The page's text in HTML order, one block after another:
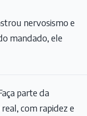
nervosismo e
mandado, ele
parte da
com rapidez e